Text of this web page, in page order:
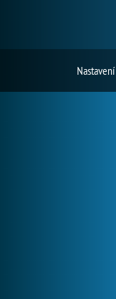
Nastavení